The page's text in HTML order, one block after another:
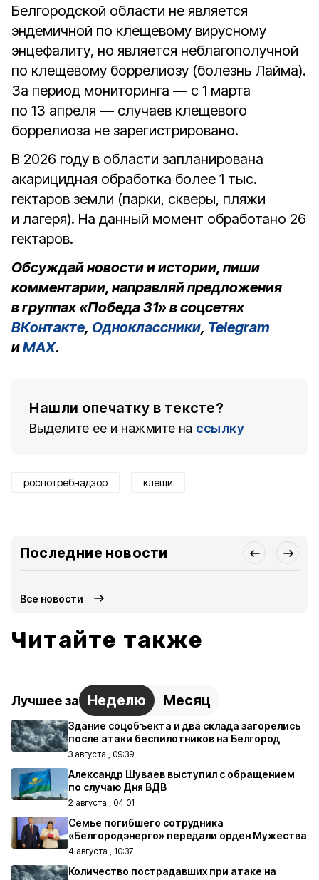
Белгородской области не является
эндемичной по клещевому вирусному
энцефалиту, но является неблагополучной
по клещевому боррелиозу (болезнь Лайма).
За период мониторинга — с 1 марта
по 13 апреля — случаев клещевого
боррелиоза не зарегистрировано.
В 2026 году в области запланирована
акарицидная обработка более 1 тыс.
гектаров земли (парки, скверы, пляжи
и лагеря). На данный момент обработано 26
гектаров.
Обсуждай новости и истории, пиши
комментарии, направляй предложения
в группах «Победа 31» в соцсетях
ВКонтакте, Одноклассники, Telegram
иMAX.
Нашли опечатку в тексте?
Выделите ее и нажмите на ссылку
роспотребнадзор клещи
Последние новости
Все новости
Читайте также
Лучшее за Неделю Месяц
Здание соцобъекта и два склада загорелись
после атаки беспилотников на Белгород
3 августа , 09:39
Александр Шуваев выступил с обращением
по случаю Дня ВДВ
2 августа , 04:01
Семье погибшего сотрудника
«Белгородэнерго» передали орден Мужества
4 августа , 10:37
Количество пострадавших при атаке на